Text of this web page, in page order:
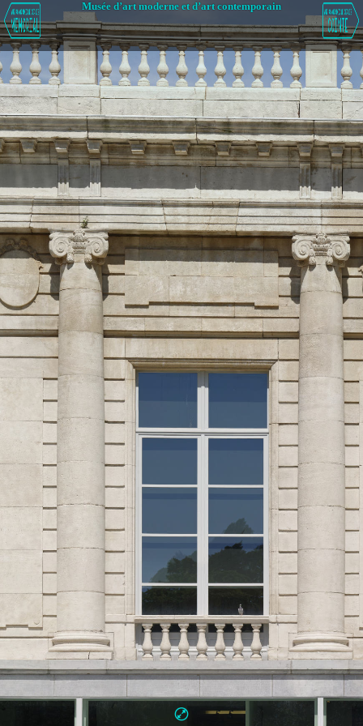
Musée d’art moderne et d’art contemporain